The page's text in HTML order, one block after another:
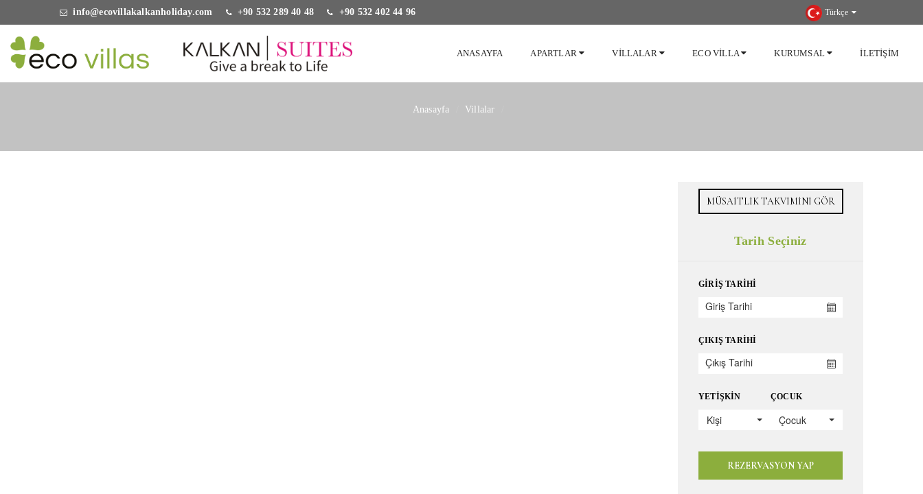
info@ecovillakalkanholiday.com +90 532 289 40 48 +90 532 402 44 96 Türkçe
ANASAYFA APARTLAR VILLALAR ECO VILLA KURUMSAL İLETIŞIM
Anasayfa Villalar
MÜSAITLIK TAKVIMINI GÖR
Tarih Seçiniz
GIRIŞ TARIHI
ÇIKIŞ TARIHI
YETIŞKIN
Kişi
ÇOCUK
Çocuk
REZERVASYON YAP